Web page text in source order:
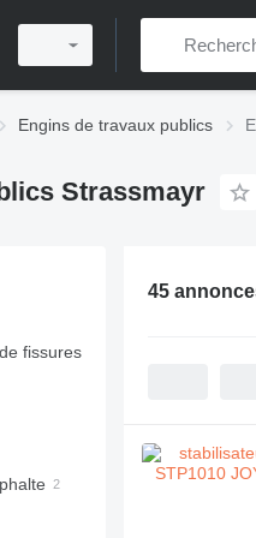
Engins de travaux publics
Strassmayr
fissures
45